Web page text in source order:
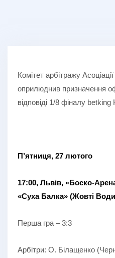
Комітет арбітражу
оприлюднив призначення
відповіді 1/8 фіналу betking
П’ятниця, 27 лютого
17:00, Львів, «Боско-
«Суха Балка» (Жовті
Перша гра – 3:3
Арбітри: О. Білащенко